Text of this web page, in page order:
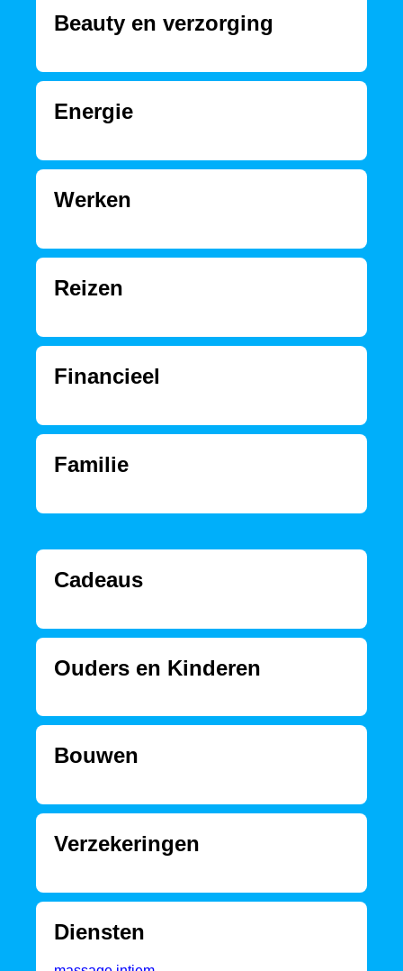
Beauty en verzorging
Energie
Werken
Reizen
Financieel
Familie
Cadeaus
Ouders en Kinderen
Bouwen
Verzekeringen
Diensten